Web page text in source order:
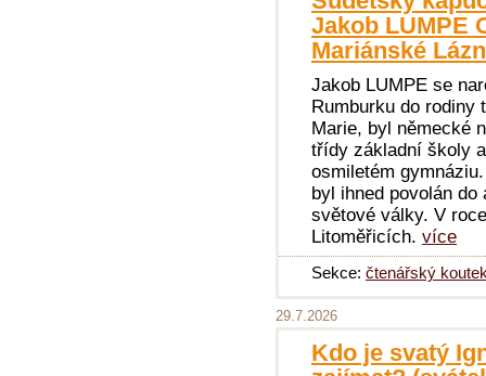
Jakob LUMPE
Mariánské
Jakob LUMPE se
Rumburku do rodiny
Marie, byl německé
třídy základní školy
osmiletém
byl ihned povolán
světové války. V
Litoměřicích. více
Sekce: čtenářský
29.7.2026
Kdo je svatý